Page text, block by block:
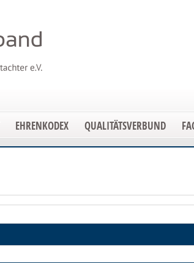
EHRENKODEX QUALITÄTSVERBUND